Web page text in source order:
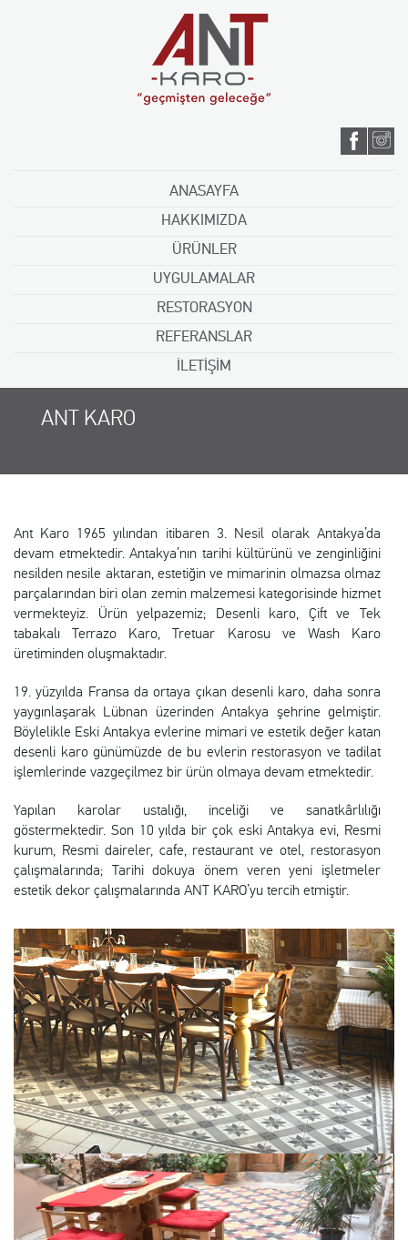
ANASAYFA
HAKKIMIZDA
ÜRÜNLER
UYGULAMALAR
RESTORASYON
REFERANSLAR
İLETİŞİM
ANT KARO
Ant Karo 1965 yılından itibaren 3. Nesil olarak Antakya’da
devam etmektedir. Antakya’nın tarihi kültürünü ve zenginliğini
nesilden nesile aktaran, estetiğin ve mimarinin olmazsa olmaz
parçalarından biri olan zemin malzemesi kategorisinde hizmet
vermekteyiz. Ürün yelpazemiz; Desenli karo, Çift ve Tek
tabakalı Terrazo Karo, Tretuar Karosu ve Wash Karo
üretiminden oluşmaktadır.
19. yüzyılda Fransa da ortaya çıkan desenli karo, daha sonra
yaygınlaşarak Lübnan üzerinden Antakya şehrine gelmiştir.
Böylelikle Eski Antakya evlerine mimari ve estetik değer katan
desenli karo günümüzde de bu evlerin restorasyon ve tadilat
işlemlerinde vazgeçilmez bir ürün olmaya devam etmektedir.
Yapılan karolar ustalığı, inceliği ve sanatkârlılığı
göstermektedir. Son 10 yılda bir çok eski Antakya evi, Resmi
kurum, Resmi daireler, cafe, restaurant ve otel, restorasyon
çalışmalarında; Tarihi dokuya önem veren yeni işletmeler
estetik dekor çalışmalarında ANT KARO’yu tercih etmiştir.